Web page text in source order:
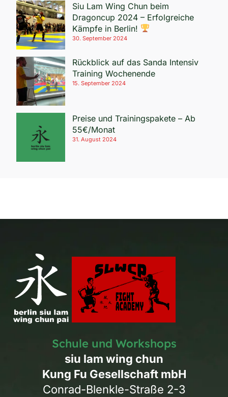
Siu Lam Wing Chun beim
Dragoncup 2024 – Erfolgreiche
Kämpfe in Berlin!
30. September 2024
Rückblick auf das Sanda Intensiv
Training Wochenende
15. September 2024
Preise und Trainingspakete – Ab
55€/Monat
31. August 2024
Schule und Workshops
siu lam wing chun
Kung Fu Gesellschaft mbH
Conrad-Blenkle-Straße 2-3